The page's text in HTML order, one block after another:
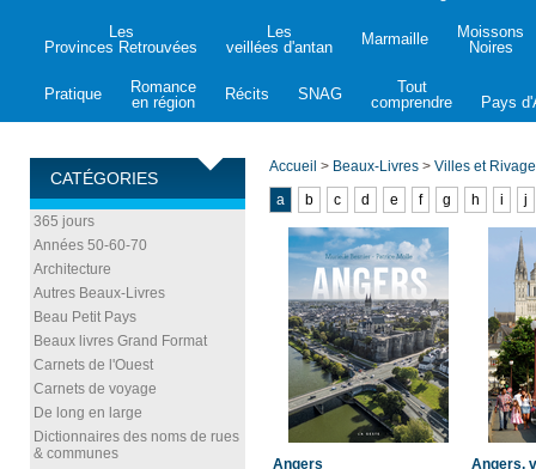
Les
Provinces Retrouvées
Les
veillées d'antan
Marmaille
Moissons
Noires
Pratique
Romance
en région
Récits SNAG
Tout
comprendre
Pays
CATÉGORIES
365 jours
Années 50-60-70
Architecture
Autres Beaux-Livres
Beau Petit Pays
Beaux livres Grand Format
Carnets de l'Ouest
Carnets de voyage
De long en large
Dictionnaires des noms de rues
& communes
Accueil > Beaux-Livres > Villes et
a
b c d e f g h i j
Angers
Angers,